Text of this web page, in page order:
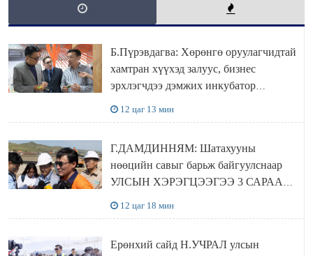
Б.Пүрэвдагва: Хөрөнгө оруулагчидтай
хамтран хүүхэд залуус, бизнес
эрхлэгчдээ дэмжих инкубатор
12 цаг 13 мин
Г.ДАМДИННЯМ: Шатахууны
нөөцийн савыг барьж байгуулснаар
УЛСЫН ХЭРЭГЦЭЭГЭЭ 3 САРААР
12 цаг 18 мин
Ерөнхий сайд Н.УЧРАЛ улсын